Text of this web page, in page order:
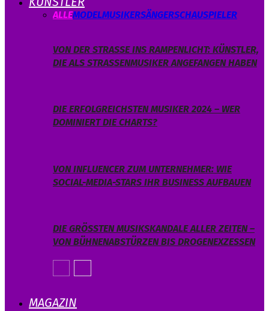
ALLEMODELMUSIKERSÄNGERSCHAUSPIELER
VON DER STRASSE INS RAMPENLICHT: KÜNSTLER, D
IE ALS STRASSENMUSIKER ANGEFANGEN HABEN
DIE ERFOLGREICHSTEN MUSIKER 2024 – WER
DOMINIERT DIE CHARTS?
VON INFLUENCER ZUM UNTERNEHMER: WIE
SOCIAL-MEDIA-STARS IHR BUSINESS AUFBAUEN
DIE GRÖSSTEN MUSIKSKANDALE ALLER ZEITEN – V
ON BÜHNENABSTÜRZEN BIS DROGENEXZESSEN
MAGAZIN